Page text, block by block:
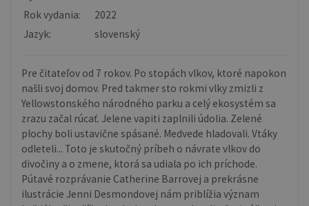
Rok vydania:
2022
Jazyk:
slovenský
Pre čitateľov od 7 rokov. Po stopách vlkov, ktoré napokon
našli svoj domov. Pred takmer sto rokmi vlky zmizli z
Yellowstonského národného parku a celý ekosystém sa
zrazu začal rúcať. Jelene vapiti zaplnili údolia. Zelené
plochy boli ustavične spásané. Medvede hladovali. Vtáky
odleteli... Toto je skutočný príbeh o návrate vlkov do
divočiny a o zmene, ktorá sa udiala po ich príchode.
Pútavé rozprávanie Catherine Barrovej a prekrásne
ilustrácie Jenni Desmondovej nám priblížia význam